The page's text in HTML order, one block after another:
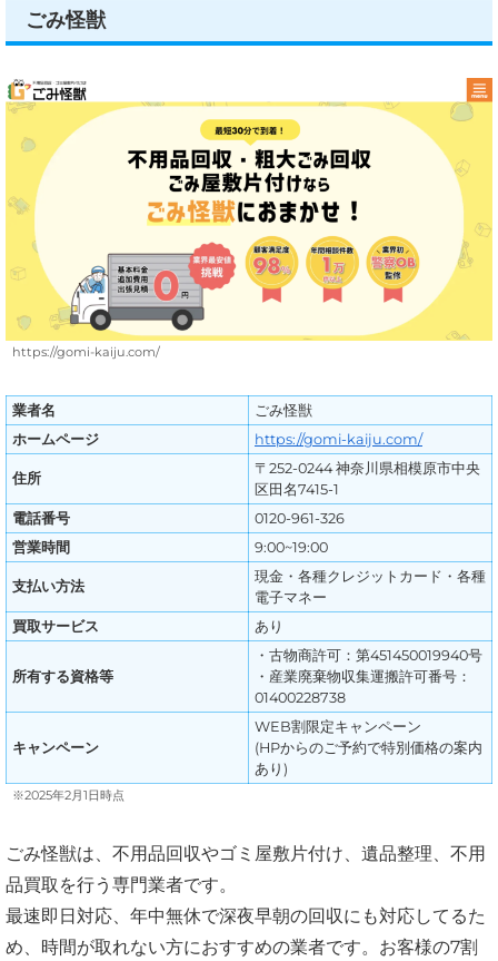
ごみ怪獣
https://gomi-kaiju.com/
業者名
ごみ怪獣
ホームページ
https://gomi-kaiju.com/
住所
〒252-0244 神奈川県相模原市中央
区田名7415-1
電話番号
0120-961-326
営業時間
9:00~19:00
支払い方法
現金・各種クレジットカード・各種
電子マネー
買取サービス
あり
所有する資格等
・古物商許可：第451450019940号
・産業廃棄物収集運搬許可番号：
01400228738
キャンペーン
WEB割限定キャンペーン
(HPからのご予約で特別価格の案内
あり)
※2025年2月1日時点
ごみ怪獣は、不用品回収やゴミ屋敷片付け、遺品整理、不用
品買取を行う専門業者です。
最速即日対応、年中無休で深夜早朝の回収にも対応してるた
め、時間が取れない方におすすめの業者です。お客様の7割